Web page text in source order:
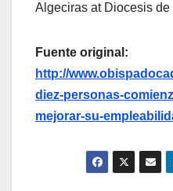
Algeciras at Diocesis de
Fuente original:
http://
diez-personas-
mejorar-su-